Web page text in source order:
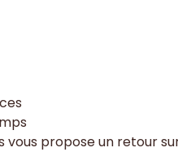
propose un retour